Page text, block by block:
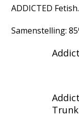
ADDICTED
Samenstelling:
Trunk